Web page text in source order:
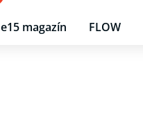
e15 magazín FLOW